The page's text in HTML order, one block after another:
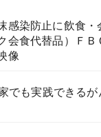
感染防止に飲食・
会食代替品）ＦＢ
像
でも実践できる